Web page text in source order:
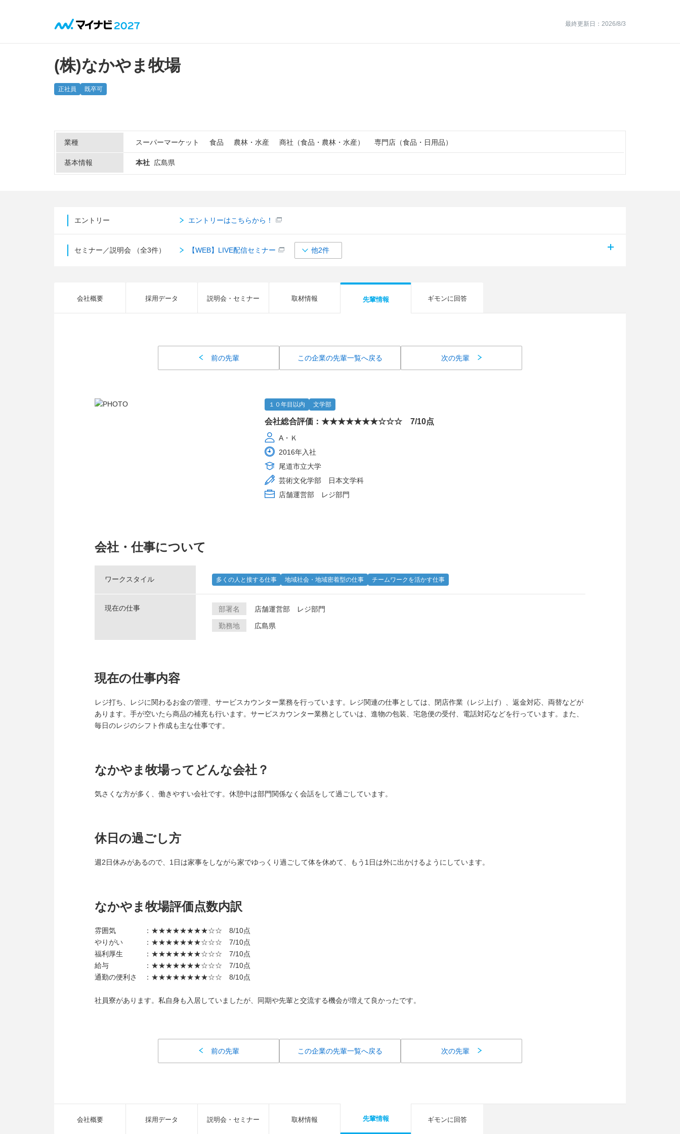
最終更新日：2026/8/3
(株)なかやま牧場
正社員 既卒可
業種 スーパーマーケット 食品 農林・水産 商社（食品・農林・水産） 専門店（食品・日用品）
基本情報 本社 広島県
エントリー エントリーはこちらから！
セミナー／説明会 （全3件） 【WEB】LIVE配信セミナー 他2件
会社概要 採用データ 説明会・セミナー 取材情報 先輩情報 ギモンに回答
前の先輩 この企業の先輩一覧へ戻る 次の先輩
１０年目以内 文学部
会社総合評価：★★★★★★★☆☆☆ 7/10点
A・Ｋ
2016年入社
尾道市立大学
芸術文化学部 日本文学科
店舗運営部 レジ部門
会社・仕事について
ワークスタイル 多くの人と接する仕事 地域社会・地域密着型の仕事 チームワークを活かす仕事
現在の仕事 部署名 店舗運営部 レジ部門
勤務地 広島県
現在の仕事内容
レジ打ち、レジに関わるお金の管理、サービスカウンター業務を行っています。レジ関連の仕事としては、閉店作業（レジ上げ）、返金対応、両替などが
あります。手が空いたら商品の補充も行います。サービスカウンター業務としていは、進物の包装、宅急便の受付、電話対応などを行っています。また、
毎日のレジのシフト作成も主な仕事です。
なかやま牧場ってどんな会社？
気さくな方が多く、働きやすい会社です。休憩中は部門関係なく会話をして過ごしています。
休日の過ごし方
週2日休みがあるので、1日は家事をしながら家でゆっくり過ごして体を休めて、もう1日は外に出かけるようにしています。
なかやま牧場評価点数内訳
雰囲気 ：★★★★★★★★☆☆ 8/10点
やりがい ：★★★★★★★☆☆☆ 7/10点
福利厚生 ：★★★★★★★☆☆☆ 7/10点
給与 ：★★★★★★★☆☆☆ 7/10点
通勤の便利さ ：★★★★★★★★☆☆ 8/10点
社員寮があります。私自身も入居していましたが、同期や先輩と交流する機会が増えて良かったです。
前の先輩 この企業の先輩一覧へ戻る 次の先輩
会社概要 採用データ 説明会・セミナー 取材情報 先輩情報 ギモンに回答